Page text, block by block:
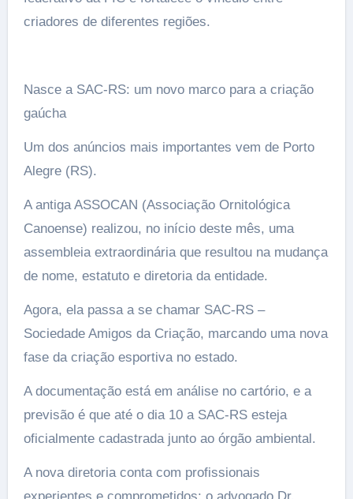
criadores de diferentes regiões.
Nasce a SAC-RS: um novo marco para a criação
gaúcha
Um dos anúncios mais importantes vem de Porto
Alegre (RS).
A antiga ASSOCAN (Associação Ornitológica
Canoense) realizou, no início deste mês, uma
assembleia extraordinária que resultou na mudança
de nome, estatuto e diretoria da entidade.
Agora, ela passa a se chamar SAC-RS –
Sociedade Amigos da Criação, marcando uma nova
fase da criação esportiva no estado.
A documentação está em análise no cartório, e a
previsão é que até o dia 10 a SAC-RS esteja
oficialmente cadastrada junto ao órgão ambiental.
A nova diretoria conta com profissionais